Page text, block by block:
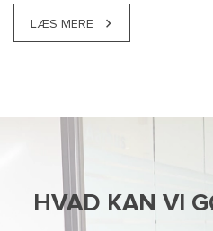
LÆS MERE
HVAD KAN VI